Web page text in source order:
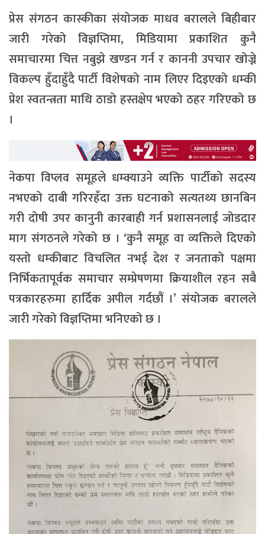
प्रेस संगठन कास्कीका संयोजक माधव बरालले बिहीबार
जारी गरेको विज्ञप्तिमा, मिडियामा प्रकाशित कुनै
समाचारमा चित्त नबुझे खण्डन गर्न र काननी उपचार खोज्ने
विकल्प हुँदाहुँदै पार्टी विशेषको नाम लिएर दिइएको धम्की
प्रेश स्वतन्त्रता माथि ठाडो हस्तक्षेप भएको ठहर गरिएको छ
।
नेकपा विप्लव समूहले धम्क्याउने व्यक्ति पार्टीको सदस्य
नभएको दाबी गरिरहँदा उक्त घटनाको सत्यतथ्य छानबिन
गरी दोषी उपर कानुनी कारबाही गर्न प्रशासनलाई जोडदार
माग संगठनले गरेको छ । ‘कुनै समूह वा व्यक्तिले दिएको
यस्तो धम्कीबाट विचलित नभई देश र जनताको पक्षमा
निर्भिकतापूर्वक समाचार सम्प्रेषणमा क्रियाशील रहन सबै
पत्रकारहरुमा हार्दिक अपील गर्दछौं ।’ संयोजक बरालले
जारी गरेको विज्ञप्तिमा भनिएको छ ।